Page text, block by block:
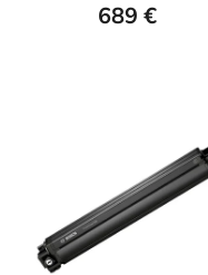
689 €